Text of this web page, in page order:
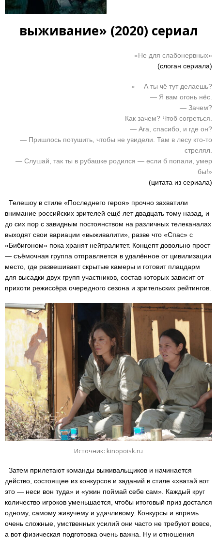
выживание» (2020) сериал
«Не для слабонервных»
(слоган сериала)
«— А ты чё тут делаешь?
— Я вам огонь нёс.
— Зачем?
— Как зачем? Чтоб согреться.
— Ага, спасибо, и где он?
— Пришлось потушить, чтобы не увидели. Там в лесу кто-то
стрелял.
— Слушай, так ты в рубашке родился — если б попали, умер
бы!»
(цитата из сериала)
Телешоу в стиле «Последнего героя» прочно захватили
внимание российских зрителей ещё лет двадцать тому назад, и
до сих пор с завидным постоянством на различных телеканалах
выходят свои вариации «выживалити», разве что «Спас» с
«Бибигоном» пока хранят нейтралитет. Концепт довольно прост
— съёмочная группа отправляется в удалённое от цивилизации
место, где развешивает скрытые камеры и готовит плацдарм
для высадки двух групп участников, состав которых зависит от
прихоти режиссёра очередного сезона и зрительских рейтингов.
Источник: kinopoisk.ru
Затем прилетают команды выживальщиков и начинается
действо, состоящее из конкурсов и заданий в стиле «хватай вот
это — неси вон туда» и «ужин поймай себе сам». Каждый круг
количество игроков уменьшается, чтобы итоговый приз достался
одному, самому живучему и удачливому. Конкурсы и впрямь
очень сложные, умственных усилий они часто не требуют вовсе,
а вот физическая подготовка очень важна. Ну и отношения